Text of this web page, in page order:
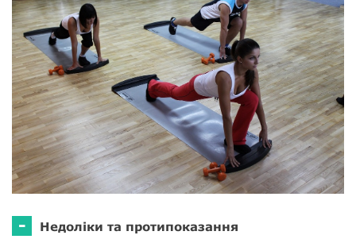
- Недоліки та протипоказання